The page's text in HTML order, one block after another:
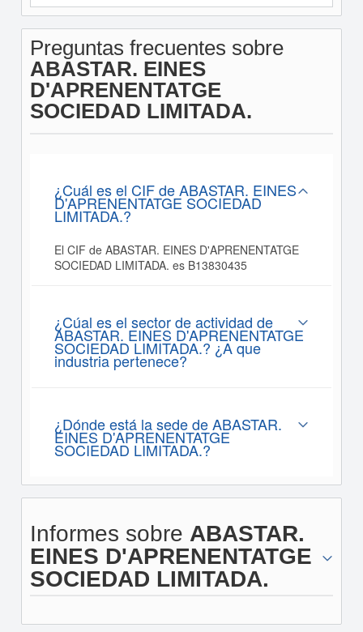
Preguntas frecuentes sobre
ABASTAR. EINES
D'APRENENTATGE
SOCIEDAD LIMITADA.
¿Cuál es el CIF de ABASTAR. EINES
D'APRENENTATGE SOCIEDAD
LIMITADA.?
El CIF de ABASTAR. EINES D'APRENENTATGE
SOCIEDAD LIMITADA. es B13830435
¿Cúal es el sector de actividad de
ABASTAR. EINES D'APRENENTATGE
SOCIEDAD LIMITADA.? ¿A que
industria pertenece?
¿Dónde está la sede de ABASTAR.
EINES D'APRENENTATGE
SOCIEDAD LIMITADA.?
Informes sobre ABASTAR.
EINES D'APRENENTATGE
SOCIEDAD LIMITADA.